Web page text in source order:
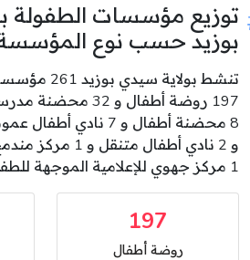
توزيع مؤسسات الطفولة
بوزيد حسب نوع
تنشط بولاية
و 2 نادي أطفال
1 مركز جهوي للإعلامية الموجهة للطفل .
197
روضة أطفال